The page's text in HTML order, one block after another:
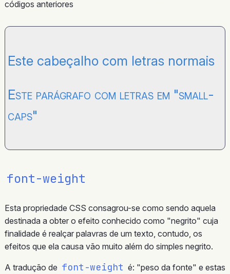
códigos anteriores
Este cabeçalho com letras normais
Este parágrafo com letras em "small-
caps"
font-weight
Esta propriedade CSS consagrou-se como sendo aquela
destinada a obter o efeito conhecido como "negrito" cuja
finalidade é realçar palavras de um texto, contudo, os
efeitos que ela causa vão muito além do simples negrito.
A tradução de font-weight é: "peso da fonte" e estas